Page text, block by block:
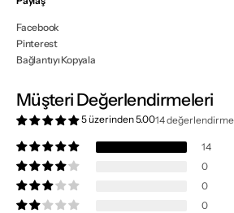
Facebook
Pinterest
Bağlantıyı Kopyala
Müşteri Değerlendirmeleri
5 üzerinden 5.0014
14
0
0
0